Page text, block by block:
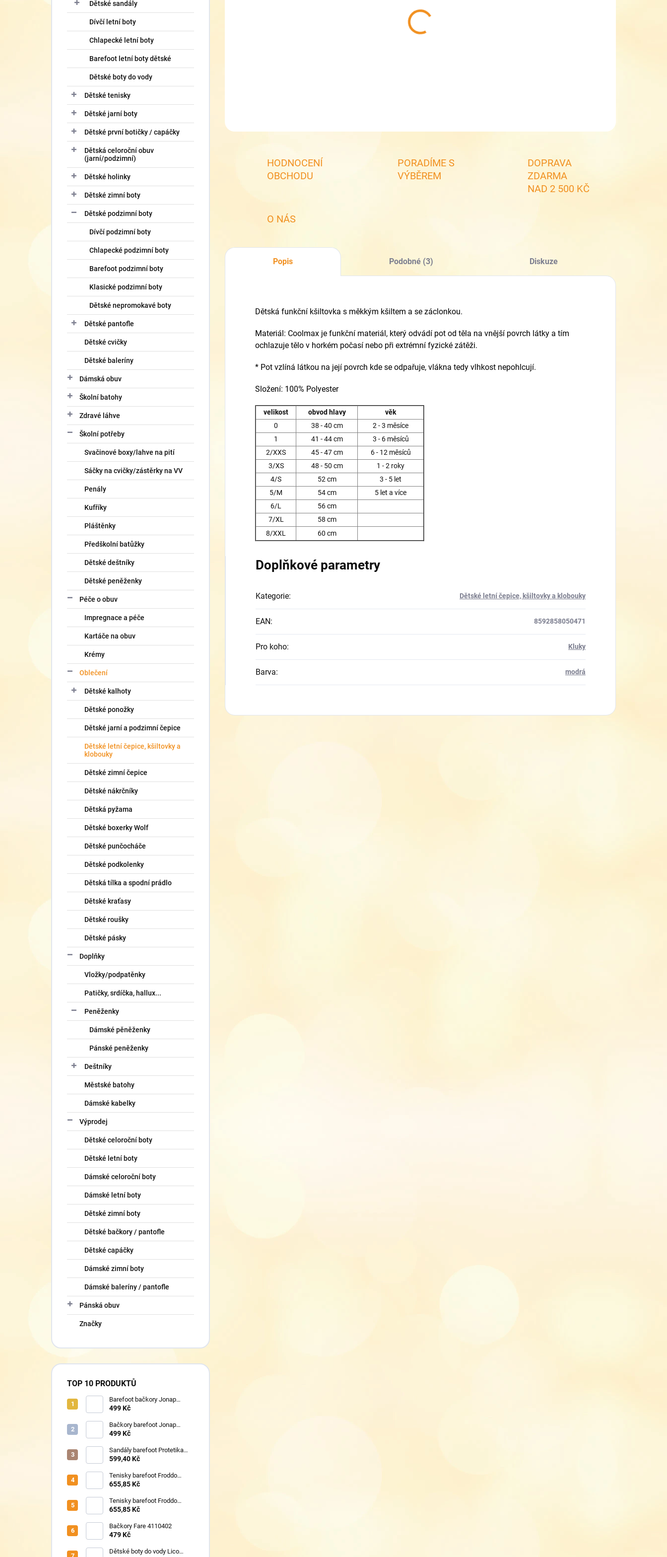
Dětské sandály
Dívčí letní boty
Chlapecké letní boty
Barefoot letní boty dětské
Dětské boty do vody
Dětské tenisky
Dětské jarní boty
Dětské první botičky / capáčky
Dětská celoroční obuv
(jarní/podzimní)
Dětské holinky
Dětské zimní boty
Dětské podzimní boty
Dívčí podzimní boty
Chlapecké podzimní boty
Barefoot podzimní boty
Klasické podzimní boty
Dětské nepromokavé boty
Dětské pantofle
Dětské cvičky
Dětské baleríny
Dámská obuv
Školní batohy
Zdravé láhve
Školní potřeby
Svačinové boxy/lahve na pití
Sáčky na cvičky/zástěrky na VV
Penály
Kufříky
Pláštěnky
Předškolní batůžky
Dětské deštníky
Dětské peněženky
Péče o obuv
Impregnace a péče
Kartáče na obuv
Krémy
Oblečení
Dětské kalhoty
Dětské ponožky
Dětské jarní a podzimní čepice
Dětské letní čepice, kšiltovky a
klobouky
Dětské zimní čepice
Dětské nákrčníky
Dětská pyžama
Dětské boxerky Wolf
Dětské punčocháče
Dětské podkolenky
Dětská tílka a spodní prádlo
Dětské kraťasy
Dětské roušky
Dětské pásky
Doplňky
Vložky/podpatěnky
Patičky, srdíčka, hallux...
Peněženky
Dámské pěněženky
Pánské peněženky
Deštníky
Městské batohy
Dámské kabelky
Výprodej
Dětské celoroční boty
Dětské letní boty
Dámské celoroční boty
Dámské letní boty
Dětské zimní boty
Dětské bačkory / pantofle
Dětské capáčky
Dámské zimní boty
Dámské baleríny / pantofle
Pánská obuv
Značky
TOP 10 PRODUKTŮ
Barefoot bačkory Jonap
Home New fialová kočička
499 Kč
Bačkory barefoot Jonap
Home New Police
499 Kč
Sandály barefoot Protetika
TAFI pink uni
599,40 Kč
Tenisky barefoot Froddo
G1700440-17 Mint
655,85 Kč
Tenisky barefoot Froddo
G1700440-8 Grey+
655,85 Kč
Bačkory Fare 4110402
479 Kč
Dětské boty do vody Lico
MŮŽEME DORUČIT DO:
HODNOCENÍ
OBCHODU
PORADÍME S
VÝBĚREM
DOPRAVA
ZDARMA
NAD 2 500 KČ
O NÁS
Popis Podobné (3) Diskuze
Dětská funkční kšiltovka s měkkým kšiltem a se záclonkou.
Materiál: Coolmax je funkční materiál, který odvádí pot od těla na vnější povrch látky a tím
ochlazuje tělo v horkém počasí nebo při extrémní fyzické zátěži.
* Pot vzlíná látkou na její povrch kde se odpařuje, vlákna tedy vlhkost nepohlcují.
Složení: 100% Polyester
velikost obvod hlavy
věk
0
38 - 40 cm
2 - 3 měsíce
1
41 - 44 cm
3 - 6 měsíců
2/XXS
45 - 47 cm
6 - 12 měsíců
3/XS
48 - 50 cm
1 - 2 roky
4/S
52 cm
3 - 5 let
5/M
54 cm
5 let a více
6/L
56 cm
7/XL
58 cm
8/XXL
60 cm
Doplňkové parametry
Kategorie: Dětské letní čepice, kšiltovky a klobouky
EAN: 8592858050471
Pro koho: Kluky
Barva: modrá